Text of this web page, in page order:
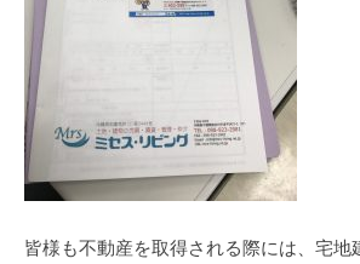
皆様も不動産を取得される際には、宅地